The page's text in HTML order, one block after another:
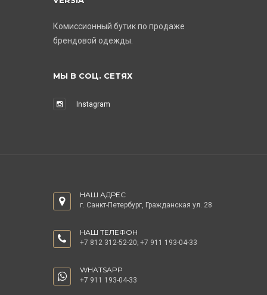
Комиссионный бутик по продаже
брендовой одежды.
МЫ В СОЦ. СЕТЯХ
Instagram
НАШ АДРЕС
г. Санкт-Петербург, Гражданская ул. 28
НАШ ТЕЛЕФОН
+7 812 312-52-20; +7 911 193-04-33
WHATSAPP
+7 911 193-04-33